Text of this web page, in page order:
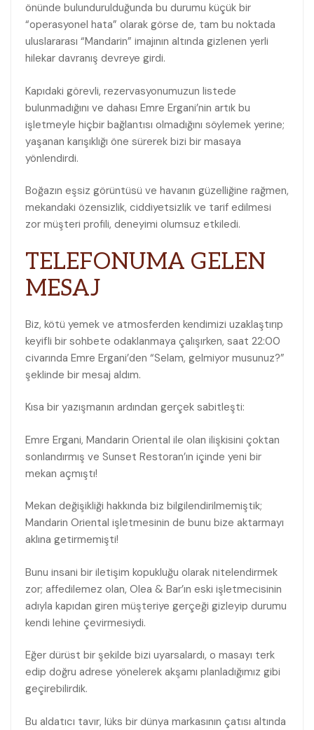
önünde bulundurulduğunda bu durumu küçük bir
“operasyonel hata” olarak görse de, tam bu noktada
uluslararası “Mandarin” imajının altında gizlenen yerli
hilekar davranış devreye girdi.
Kapıdaki görevli, rezervasyonumuzun listede
bulunmadığını ve dahası Emre Ergani’nin artık bu
işletmeyle hiçbir bağlantısı olmadığını söylemek yerine;
yaşanan karışıklığı öne sürerek bizi bir masaya
yönlendirdi.
Boğazın eşsiz görüntüsü ve havanın güzelliğine rağmen,
mekandaki özensizlik, ciddiyetsizlik ve tarif edilmesi
zor müşteri profili, deneyimi olumsuz etkiledi.
TELEFONUMA GELEN
MESAJ
Biz, kötü yemek ve atmosferden kendimizi uzaklaştırıp
keyifli bir sohbete odaklanmaya çalışırken, saat 22:00
civarında Emre Ergani’den “Selam, gelmiyor musunuz?”
şeklinde bir mesaj aldım.
Kısa bir yazışmanın ardından gerçek sabitleşti:
Emre Ergani, Mandarin Oriental ile olan ilişkisini çoktan
sonlandırmış ve Sunset Restoran’ın içinde yeni bir
mekan açmıştı!
Mekan değişikliği hakkında biz bilgilendirilmemiştik;
Mandarin Oriental işletmesinin de bunu bize aktarmayı
aklına getirmemişti!
Bunu insani bir iletişim kopukluğu olarak nitelendirmek
zor; affedilemez olan, Olea & Bar’ın eski işletmecisinin
adıyla kapıdan giren müşteriye gerçeği gizleyip durumu
kendi lehine çevirmesiydi.
Eğer dürüst bir şekilde bizi uyarsalardı, o masayı terk
edip doğru adrese yönelerek akşamı planladığımız gibi
geçirebilirdik.
Bu aldatıcı tavır, lüks bir dünya markasının çatısı altında